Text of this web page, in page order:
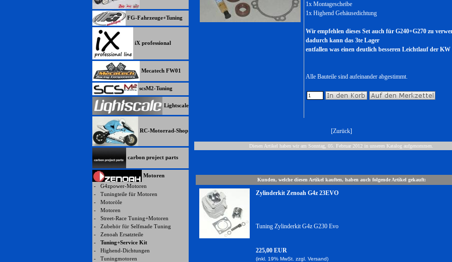
FG-Fahrzeuge+Tuning
iX professional
Mecatech FW01
scsM2-Tuning
Lightscale
RC-Motorrad-Shop
carbon project parts
Motoren
- G4zpower-Motoren
- Tuningteile für Motoren
- Motoröle
- Motoren
- Street-Race Tuning+Motoren
- Zubehör für Selfmade Tuning
- Zenoah Ersatzteile
- Tuning+Service Kit
- Highend-Dichtungen
- Tuningmotoren
1x Montagescheibe
1x Highend Gehäusedichtung
Wir empfehlen dieses Set auch für G240+G270 zu
dadurch kann das 3te Lager
entfallen was einen deutlich besseren Leichtlauf der KW
Alle Bauteile sind aufeinander abgestimmt.
[Zurück]
Diesen Artikel haben wir am Sonntag, 05. Februar 2012 in unseren Katalog aufgenommen.
Kunden, welche diesen Artikel kauften, haben auch folgende Artikel gekauft:
Zylinderkit Zenoah G4z 23EVO
Tuning Zylinderkit G4z G230 Evo
225,00 EUR
(inkl. 19% MwSt. zzgl. Versand)